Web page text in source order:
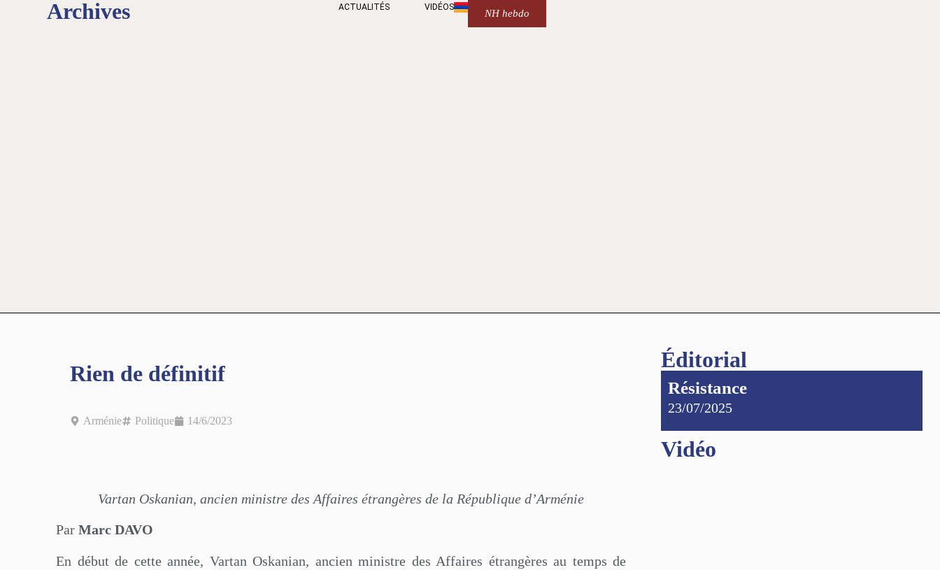
Archives ACTUALITÉS VIDÉOS
NH hebdo
Rien de définitif
Arménie Politique 14/6/2023
Vartan Oskanian, ancien ministre des Affaires étrangères de la République d’Arménie
Par Marc DAVO
En début de cette année, Vartan Oskanian, ancien ministre des Affaires étrangères au temps de
Éditorial
Résistance
23/07/2025
Vidéo